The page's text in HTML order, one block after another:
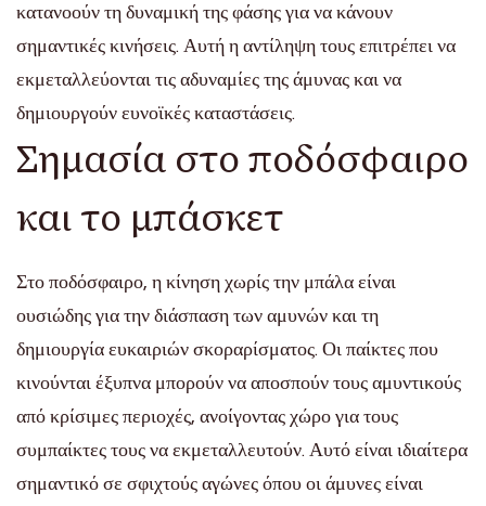
κατανοούν τη δυναμική της φάσης για να κάνουν
σημαντικές κινήσεις. Αυτή η αντίληψη τους επιτρέπει να
εκμεταλλεύονται τις αδυναμίες της άμυνας και να
δημιουργούν ευνοϊκές καταστάσεις.
Σημασία στο ποδόσφαιρο
και το μπάσκετ
Στο ποδόσφαιρο, η κίνηση χωρίς την μπάλα είναι
ουσιώδης για την διάσπαση των αμυνών και τη
δημιουργία ευκαιριών σκοραρίσματος. Οι παίκτες που
κινούνται έξυπνα μπορούν να αποσπούν τους αμυντικούς
από κρίσιμες περιοχές, ανοίγοντας χώρο για τους
συμπαίκτες τους να εκμεταλλευτούν. Αυτό είναι ιδιαίτερα
σημαντικό σε σφιχτούς αγώνες όπου οι άμυνες είναι